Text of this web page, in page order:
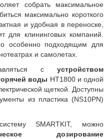
собрать максимальное
максимально короткого
и удобная в переноске,
для клининговых компаний.
особенно подходящим для
и самолетах.
с устройством
воды HT1800 и одной
щеткой. Доступны
из пластика (NS10PN)
SMARTKIT, можно
дозирование